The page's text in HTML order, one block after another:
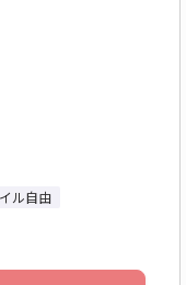
ル自由